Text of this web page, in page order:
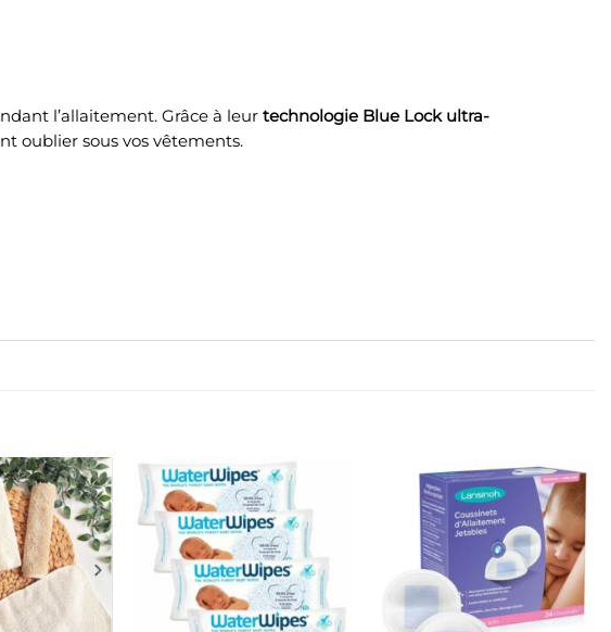
l’allaitement. Grâce à leur technologie Blue Lock ultra-
oublier sous vos vêtements.